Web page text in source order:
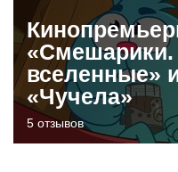
«Смешарики.
вселенные»
«Чучела»
5 отзывов